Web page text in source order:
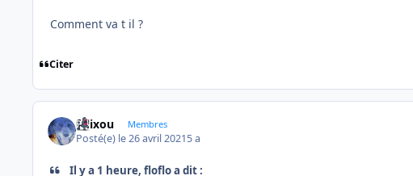
Comment va t il ?
Citer
felixou Membres
Posté(e) le 26 avril 20215 a
Il y a 1 heure, floflo a dit :